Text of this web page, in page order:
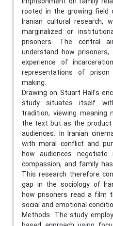
rooted in the growing field
Iranian cultural research,
marginalized or
prisoners. The
understand how
experience of
representations of
making.
Drawing on Stuart Hall’s
study situates itself
tradition, viewing
the text but as the
audiences. In Iranian
with moral conflict and
how audiences negotiate
compassion, and family
This research therefore
gap in the sociology of
how prisoners read a film
social and emotional
Methods: The study